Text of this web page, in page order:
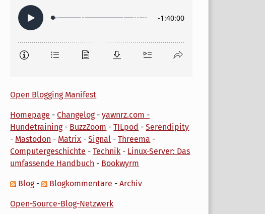
Open Blogging Manifest
Homepage -Changelog-yawnrz.com -
Hundetraining- BuzzZoom -TILpod -Serendipity
- Mastodon - Matrix -Signal -Threema -
Computergeschichte -Technik - Linux-Server: Das
umfassende Handbuch - Bookwyrm
Blog- Blogkommentare -Archiv
Open-Source-Blog-Netzwerk